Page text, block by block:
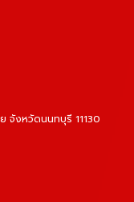
จังหวัดนนทบุรี 11130